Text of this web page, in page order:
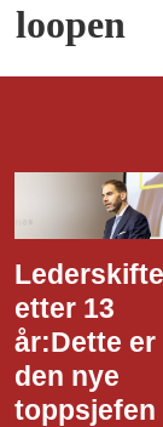
loopen
Ny
toppsjef i
ITO
PallPack